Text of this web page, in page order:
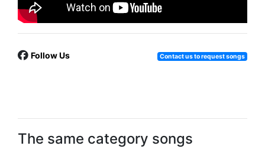
Follow Us Contact us to request songs
The same category songs